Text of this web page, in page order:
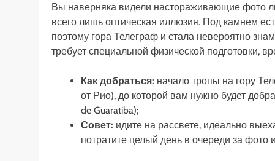
Вы наверняка видели настораживающие фото
всего лишь оптическая иллюзия. Под камнем
поэтому гора Телеграф и стала невероятно
требует специальной физической подготовки,
Как добраться: начало тропы на гору
от Рио), до которой вам нужно будет
de Guaratiba);
Совет: идите на рассвете, идеально
потратите целый день в очереди за фото